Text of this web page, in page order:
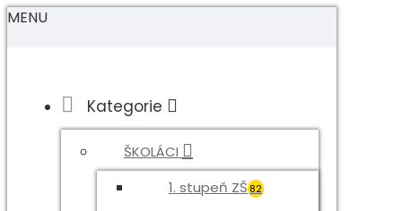
MENU
Kategorie
ŠKOLÁCI
1. stupeň ZŠ 82